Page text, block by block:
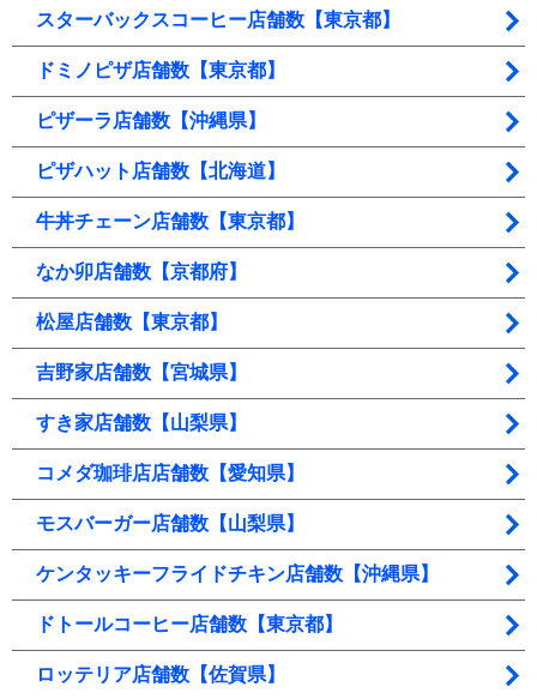
スターバックスコーヒー店舗数【東京都】
ドミノピザ店舗数【東京都】
ピザーラ店舗数【沖縄県】
ピザハット店舗数【北海道】
牛丼チェーン店舗数【東京都】
なか卯店舗数【京都府】
松屋店舗数【東京都】
吉野家店舗数【宮城県】
すき家店舗数【山梨県】
コメダ珈琲店店舗数【愛知県】
モスバーガー店舗数【山梨県】
ケンタッキーフライドチキン店舗数【沖縄県】
ドトールコーヒー店舗数【東京都】
ロッテリア店舗数【佐賀県】